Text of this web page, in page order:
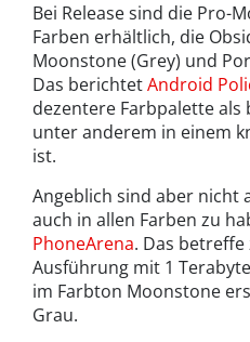
Bei Release sind die Pro-
Farben erhältlich, die
Moonstone (Grey) und
Das berichtetAndroid
dezentere Farbpalette als
unter anderem in einem
ist.
Angeblich sind aber nicht
auch in allen Farben zu
PhoneArena. Das
Ausführung mit 1
im Farbton Moonstone
Grau.